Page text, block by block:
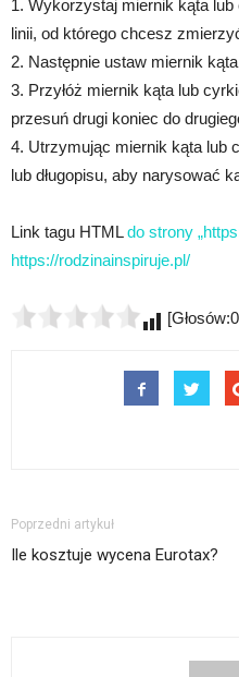
1. Wykorzystaj miernik kąta
linii, od którego chcesz
2. Następnie ustaw miernik
3. Przyłóż miernik kąta lub
przesuń drugi koniec do
4. Utrzymując miernik kąta lub
lub długopisu, aby narysować
Link tagu HTMLdo strony
https://rodzinainspiruje.pl/
Poprzedni artykuł
Ile kosztuje wycena Eurotax?